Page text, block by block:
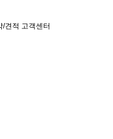
/견적 고객센터